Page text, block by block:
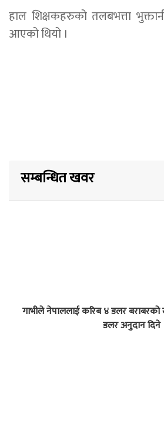
हाल शिक्षकहरुको तलबभत्ता
आएको थियो ।
सम्बन्धित खवर
गाभीले नेपाललाई करिब ४ डलर
डलर अनुदान दिने